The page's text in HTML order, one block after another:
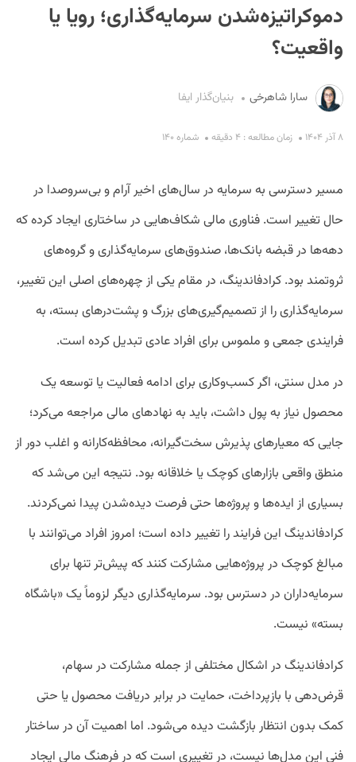
دموکراتیزه‌شدن سرمایه‌گذاری؛ رویا یا
واقعیت؟
سارا شاهرخی بنیان‌گذار ایفا
۸ آذر ۱۴۰۴ زمان مطالعه : ۴ دقیقه شماره ۱۴۰
مسیر دسترسی به سرمایه در سال‌های اخیر آرام و بی‌سروصدا در
حال تغییر است. فناوری مالی شکاف‌هایی در ساختاری ایجاد کرده که
دهه‌ها در قبضه‌ بانک‌ها، صندوق‌های سرمایه‌گذاری و گروه‌های
ثروتمند بود. کرادفاندینگ، در مقام یکی از چهره‌های اصلی این تغییر،
سرمایه‌گذاری را از تصمیم‌گیری‌های بزرگ و پشت‌درهای بسته، به
فرایندی جمعی و ملموس برای افراد عادی تبدیل کرده است.
در مدل سنتی، اگر کسب‌وکاری برای ادامه‌ فعالیت یا توسعه‌ یک
محصول نیاز به پول داشت، باید به نهادهای مالی مراجعه می‌کرد؛
جایی که معیارهای پذیرش سخت‌گیرانه، محافظه‌کارانه و اغلب دور از
منطق واقعی بازارهای کوچک یا خلاقانه بود. نتیجه این می‌شد که
بسیاری از ایده‌ها و پروژه‌ها حتی فرصت دیده‌شدن پیدا نمی‌کردند.
کرادفاندینگ این فرایند را تغییر داده است؛ امروز افراد می‌توانند با
مبالغ کوچک در پروژه‌هایی مشارکت کنند که پیش‌تر تنها برای
سرمایه‌داران در ‌دسترس بود. سرمایه‌گذاری دیگر لزوماً یک «باشگاه
بسته» نیست.
کرادفاندینگ در اشکال مختلفی از جمله مشارکت در سهام،
قرض‌دهی با بازپرداخت، حمایت در برابر دریافت محصول یا حتی
کمک بدون انتظار بازگشت دیده می‌شود. اما اهمیت آن در ساختار
فنی این مدل‌ها نیست، در تغییری است که در فرهنگ مالی ایجاد